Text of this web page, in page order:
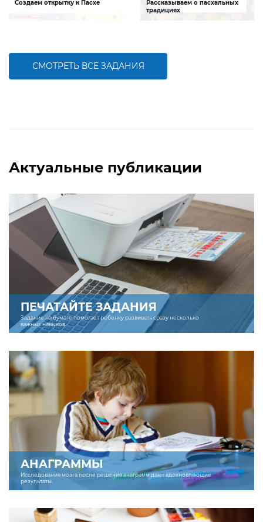
Создаем открытку к Пасхе
Рассказываем о пасхальных
традициях
СМОТРЕТЬ ВСЕ ЗАДАНИЯ
Актуальные публикации
ПЕЧАТАЙТЕ ЗАДАНИЯ
Задание на бумаге помогает ребенку развивать сразу несколько
важных навыков.
АНАГРАММЫ
Исследования мозга после решения анаграмм дают вдохновляющие
результаты.